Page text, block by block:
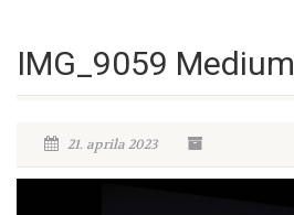
IMG_9059 Medium
21. aprila 2023